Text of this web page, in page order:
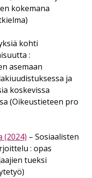
kokemana
kohti
:
asemaan
ja
koskevissa
(Oikeustieteen pro
(2024) – Sosiaalisten
: opas
tueksi